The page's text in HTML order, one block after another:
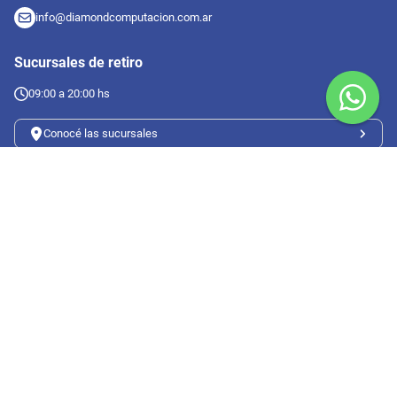
info@diamondcomputacion.com.ar
Sucursales de retiro
09:00 a 20:00 hs
Conocé las sucursales